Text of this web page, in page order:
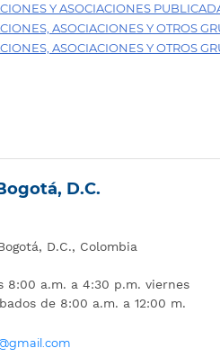
Y ASOCIACIONES
ASOCIACIONES Y OTROS
ASOCIACIONES Y OTROS
D.C.
D.C., Colombia
8:00 a.m. a 4:30 p.m. viernes
de 8:00 a.m. a 12:00 m.